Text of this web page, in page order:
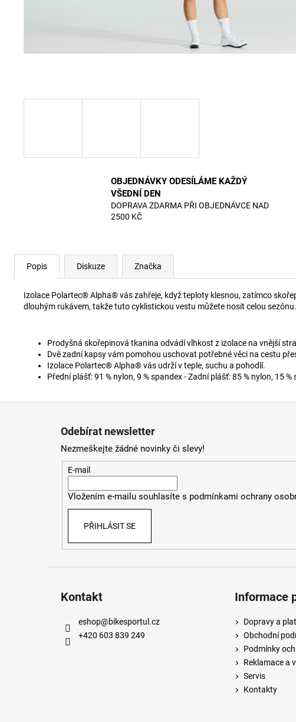
OBJEDNÁVKY ODESÍLÁME KAŽDÝ
VŠEDNÍ DEN
DOPRAVA ZDARMA PŘI OBJEDNÁVCE NAD
2500 KČ
Popis Diskuze Značka
Izolace Polartec® Alpha® vás zahřeje, když teploty klesnou, zatímco
dlouhým rukávem, takže tuto cyklistickou vestu můžete nosit celou sezónu.
Prodyšná skořepinová tkanina odvádí vlhkost z izolace na vnější
Dvě zadní kapsy vám pomohou uschovat potřebné věci na cestu
Izolace Polartec® Alpha® vás udrží v teple, suchu a pohodlí.
Přední plášť: 91 % nylon, 9 % spandex - Zadní plášť: 85 % nylon, 15
Odebírat newsletter
Nezmeškejte žádné novinky či slevy!
E-mail
Vložením e-mailu souhlasíte s podmínkami ochrany
PŘIHLÁSIT SE
Kontakt
eshop@bikesportul.cz
+420 603 839 249
Informace
Dopravy a
Obchodní
Podmínky
Reklamace a
Servis
Kontakty